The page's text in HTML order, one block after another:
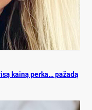
kai­ną per­ka… pa­ža­dą